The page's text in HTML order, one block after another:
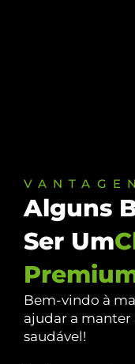
Alguns
Ser Um
Bem-vindo à
ajudar a manter
saudável!